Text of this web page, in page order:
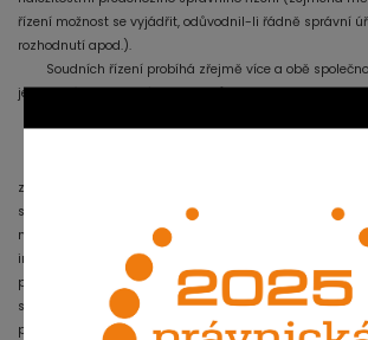
řízení možnost se vyjádřit, odůvodnil-li řádně správní
rozhodnutí apod.).
Soudních řízení probíhá zřejmě více a obě
jednotlivá rozhodnutí vždy ve svůj prospěch.
zúčastněných společností, nýbrž stovek podnikatelů, kteří
s elektrozařízením obchodují nebo je vyrábějí. Tito
ne vlastní vinou do právní nejistoty a jsou
informacemi. Právě společnost Rema ve svých
pokud se jí nepodaří získat oprávnění k provozování
se historického elektroodpadu, pak jsou objednatelé
plnění svých povinností dle zákona o odpadech sami.